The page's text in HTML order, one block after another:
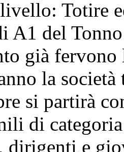
Totire
A1 del
già
la
si partirà
di
dirigenti e